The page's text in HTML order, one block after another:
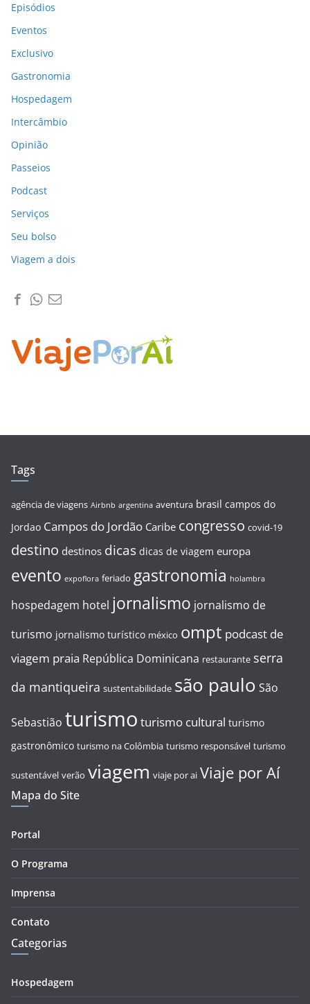
Episódios
Eventos
Exclusivo
Gastronomia
Hospedagem
Intercâmbio
Opinião
Passeios
Podcast
Serviços
Seu bolso
Viagem a dois
Tags
agência de viagens Airbnb argentina aventura brasil campos do
Jordao Campos do Jordão Caribe congresso covid-19
destino destinos dicas dicas de viagem europa
evento expoflora feriado gastronomia holambra
hospedagem hotel jornalismo jornalismo de
turismo jornalismo turístico méxico ompt podcast de
viagem praia República Dominicana restaurante serra
da mantiqueira sustentabilidade são paulo São
Sebastião turismo turismo cultural turismo
gastronômico turismo na Colômbia turismo responsável turismo
sustentável verão viagem viaje por ai Viaje por Aí
Mapa do Site
Portal
O Programa
Imprensa
Contato
Categorias
Hospedagem